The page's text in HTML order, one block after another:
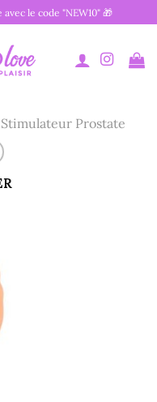
le code "NEW10" 🎁
Stimulateur Prostate